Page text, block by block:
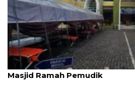
Kemenag: 3,5 juta orang
Masjid Ramah Pemudik